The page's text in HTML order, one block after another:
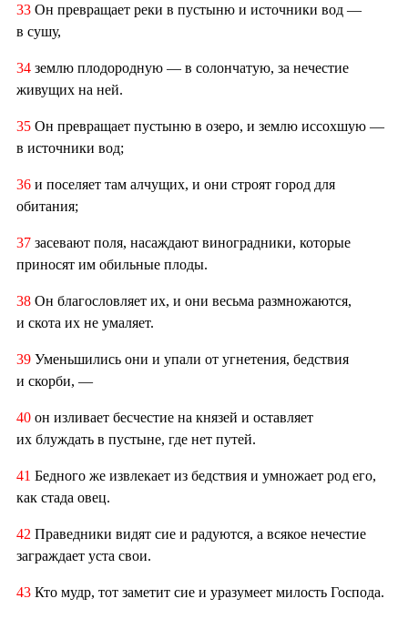
33 Он превращает реки в пустыню и источники вод —
в сушу,
34 землю плодородную — в солончатую, за нечестие
живущих на ней.
35 Он превращает пустыню в озеро, и землю иссохшую —
в источники вод;
36 и поселяет там алчущих, и они строят город для
обитания;
37 засевают поля, насаждают виноградники, которые
приносят им обильные плоды.
38 Он благословляет их, и они весьма размножаются,
и скота их не умаляет.
39 Уменьшились они и упали от угнетения, бедствия
и скорби, —
40 он изливает бесчестие на князей и оставляет
их блуждать в пустыне, где нет путей.
41 Бедного же извлекает из бедствия и умножает род его,
как стада овец.
42 Праведники видят сие и радуются, а всякое нечестие
заграждает уста свои.
43 Кто мудр, тот заметит сие и уразумеет милость Господа.